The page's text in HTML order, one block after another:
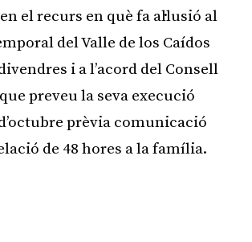
el recurs en què fa al·lusió al
del Valle de los Caídos
i a l’acord del Consell
preveu la seva execució
prèvia comunicació
de 48 hores a la família.